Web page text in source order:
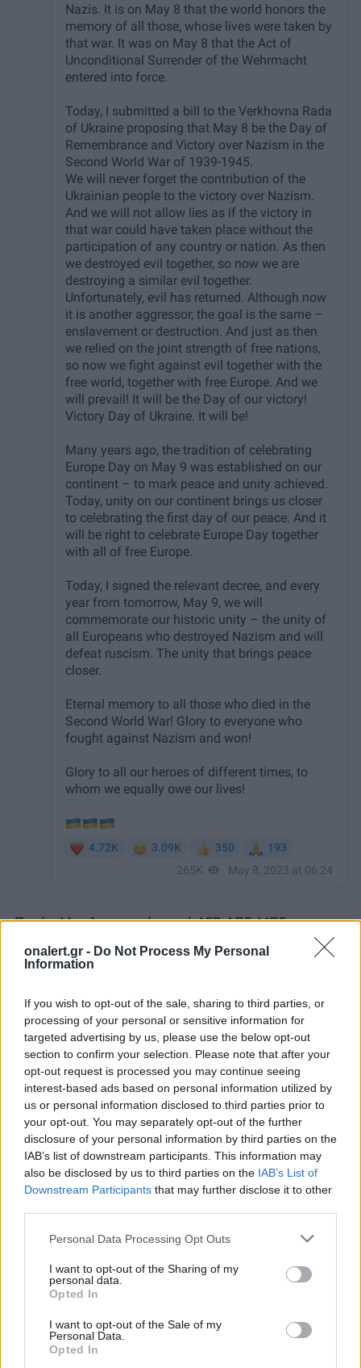
onalert.gr - Do Not Process My Personal
Information
If you wish to opt-out of the sale, sharing to third parties, or
processing of your personal or sensitive information for
targeted advertising by us, please use the below opt-out
section to confirm your selection. Please note that after your
opt-out request is processed you may continue seeing
interest-based ads based on personal information utilized by
us or personal information disclosed to third parties prior to
your opt-out. You may separately opt-out of the further
disclosure of your personal information by third parties on the
IAB’s list of downstream participants. This information may
also be disclosed by us to third parties on the IAB’s List of
Downstream Participants that may further disclose it to other
Personal Data Processing Opt Outs
I want to opt-out of the Sharing of my
personal data.
Opted In
I want to opt-out of the Sale of my
Personal Data.
Opted In
Πηγές: Με πληροφορίες από AFP, ΑΠΕ-ΜΠΕ,
Ακολουθήστε το onalert.gr στο
Google
Newsκαι μάθετε πρώτοι όλες τις ειδήσεις
για την άμυνα.
ΒΟΛΟΝΤΙΜΙΡ ΖΕΛΕΝΣΚΙ ΗΜΕΡΑ ΜΝΗΜΗΣ
ΝΑΖΙΣΜΟΣ
ΡΩΣΙΑ